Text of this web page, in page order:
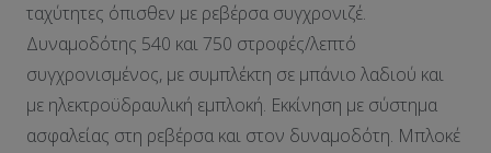
ταχύτητες όπισθεν με ρεβέρσα συγχρονιζέ.
Δυναμοδότης 540 και 750 στροφές/λεπτό
συγχρονισμένος, με συμπλέκτη σε μπάνιο λαδιού και
με ηλεκτροϋδραυλική εμπλοκή. Εκκίνηση με σύστημα
ασφαλείας στη ρεβέρσα και στον δυναμοδότη. Μπλοκέ